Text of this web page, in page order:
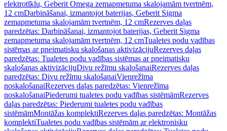
elektrotīklu, Geberit Omega zemapmetuma skalojamām tvertnēm,
12 cmDarbināšanai, izmantojot baterijas, Geberit Sigma
zemapmetuma skalojamām tvertnēm, 12 cmRezerves daļas
paredzētas: Darbināšanai, izmantojot baterijas, Geberit Sigma
zemapmetuma skalojamām tvertnēm, 12 cmTualetes podu vadības
sistēmas ar pneimatisku skalošanas aktivizācijuRezerves daļas
paredzētas: Tualetes podu vadības sistēmas ar pneimatisku
skalošanas aktivizācijuDivu režīmu skalošanaiRezerves daļas
paredzētas: Divu režīmu skalošanaiVienrežīma
noskalošanaiRezerves daļas paredzētas: Vienrežīma
noskalošanaiPiederumi tualetes podu vadības sistēmāmRezerves
daļas paredzētas: Piederumi tualetes podu vadības
sistēmāmMontāžas komplektiRezerves daļas paredzētas: Montāžas
komplektiTualetes podu vadības sistēmām ar elektronisku